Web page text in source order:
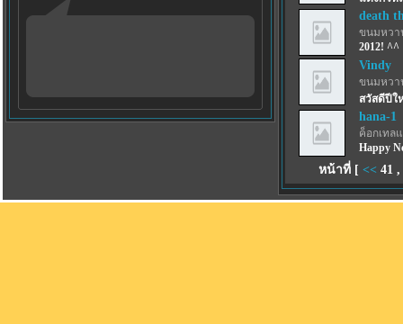
death
ขนมหวา
2012! ^^
Vindy
ขนมหวา
สวัสดีปีใ
hana-1
ค็อกเทล
Happy
หน้าที่ [ << 41,